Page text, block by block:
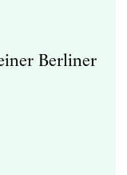
Berliner